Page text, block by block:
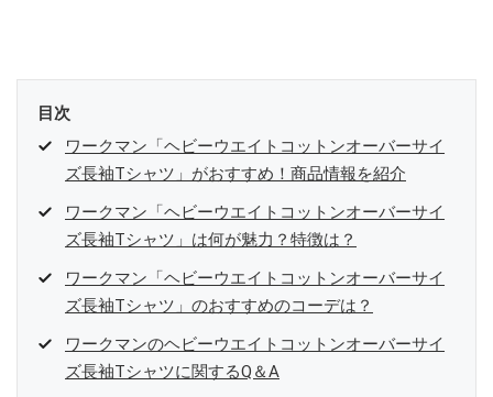
目次
ワークマン「ヘビーウエイトコットンオーバーサイ
ズ長袖Tシャツ」がおすすめ！商品情報を紹介
ワークマン「ヘビーウエイトコットンオーバーサイ
ズ長袖Tシャツ」は何が魅力？特徴は？
ワークマン「ヘビーウエイトコットンオーバーサイ
ズ長袖Tシャツ」のおすすめのコーデは？
ワークマンのヘビーウエイトコットンオーバーサイ
ズ長袖Tシャツに関するQ＆A